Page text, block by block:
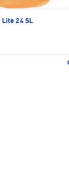
Lite 24 SL